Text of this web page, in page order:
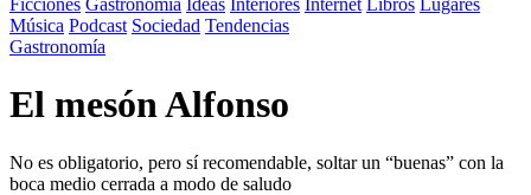
Ficciones Gastronomía Ideas Interiores Internet Libros Lugares
Música Podcast Sociedad Tendencias
Gastronomía
El mesón Alfonso
No es obligatorio, pero sí recomendable, soltar un “buenas” con la
boca medio cerrada a modo de saludo